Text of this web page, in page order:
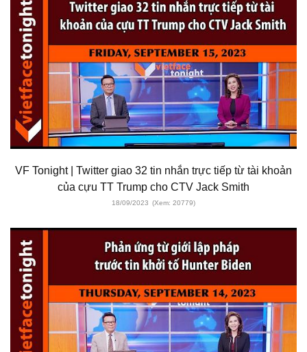
VF Tonight | Twitter giao 32 tin nhắn trực tiếp từ tài khoản
của cựu TT Trump cho CTV Jack Smith
18/09/2023 (Xem: 20779)